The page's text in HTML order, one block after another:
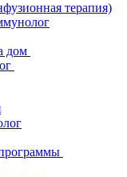
терапия)
дом